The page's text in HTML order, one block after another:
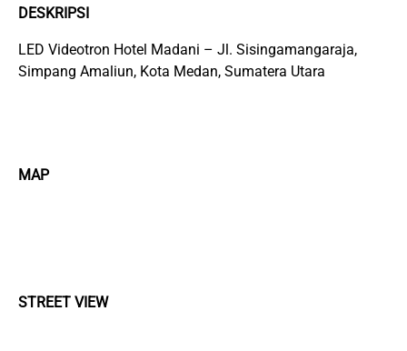
DESKRIPSI
LED Videotron Hotel Madani – Jl. Sisingamangaraja,
Simpang Amaliun, Kota Medan, Sumatera Utara
MAP
STREET VIEW